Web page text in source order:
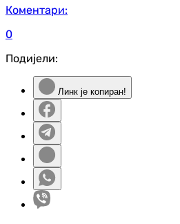
Коментари:
0
Подијели:
Линк је копиран!